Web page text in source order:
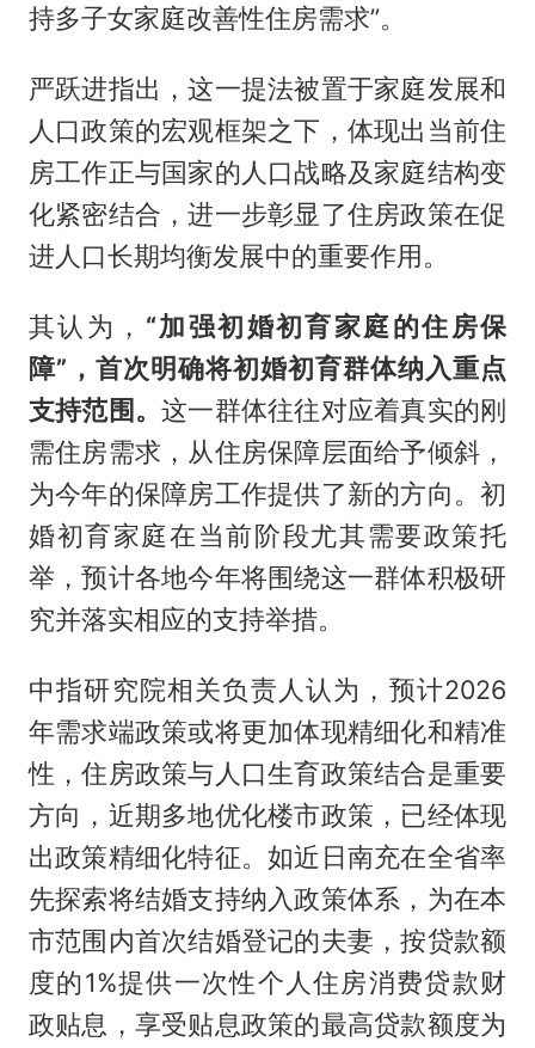
持多子女家庭改善性住房需求”。
严跃进指出，这一提法被置于家庭发展和
人口政策的宏观框架之下，体现出当前住
房工作正与国家的人口战略及家庭结构变
化紧密结合，进一步彰显了住房政策在促
进人口长期均衡发展中的重要作用。
其认为， “加强初婚初育家庭的住房保
障”，首次明确将初婚初育群体纳入重点
支持范围。这一群体往往对应着真实的刚
需住房需求，从住房保障层面给予倾斜，
为今年的保障房工作提供了新的方向。初
婚初育家庭在当前阶段尤其需要政策托
举，预计各地今年将围绕这一群体积极研
究并落实相应的支持举措。
中指研究院相关负责人认为，预计2026
年需求端政策或将更加体现精细化和精准
性，住房政策与人口生育政策结合是重要
方向，近期多地优化楼市政策，已经体现
出政策精细化特征。如近日南充在全省率
先探索将结婚支持纳入政策体系，为在本
市范围内首次结婚登记的夫妻，按贷款额
度的1%提供一次性个人住房消费贷款财
政贴息，享受贴息政策的最高贷款额度为